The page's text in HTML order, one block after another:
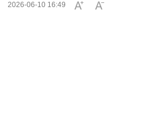
2026-06-10 16:49